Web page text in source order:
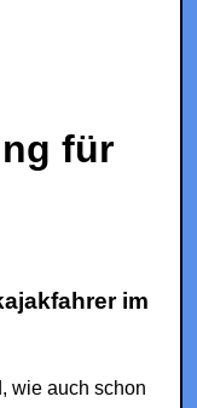
für
im
wie auch schon